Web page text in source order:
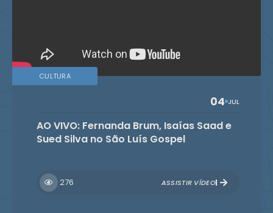
CULTURA
04 JUL
AO VIVO: Fernanda Brum, Isaías Saad e
Sued Silva no São Luís Gospel
276 ASSISTIR VÍDEO